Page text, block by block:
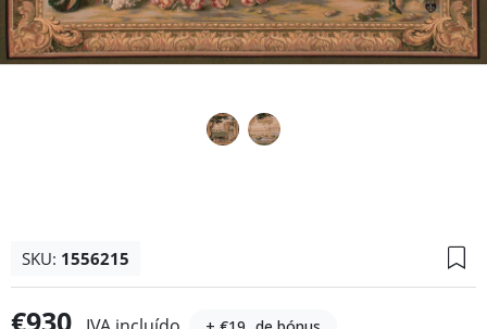
SKU: 1556215
€930